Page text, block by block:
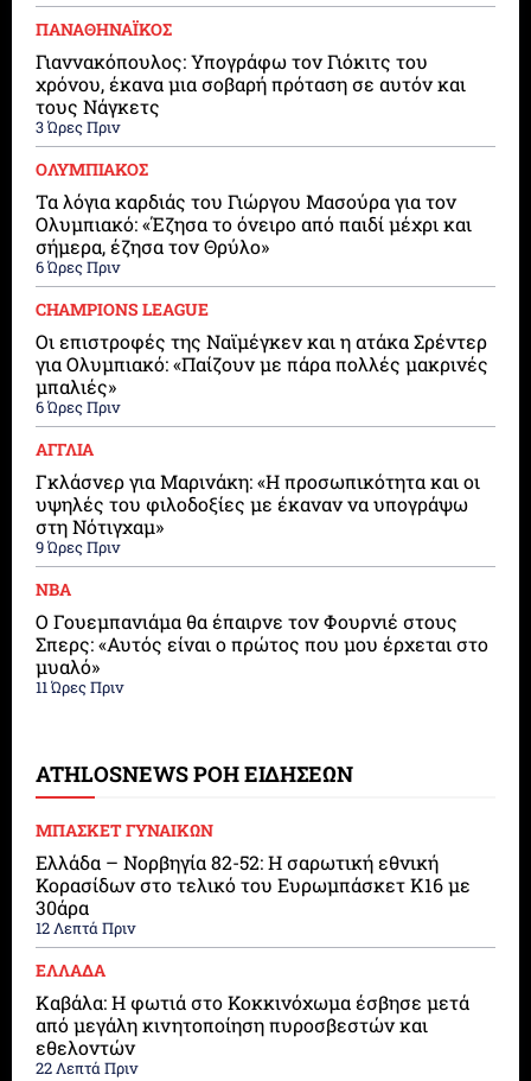
ΠΑΝΑΘΗΝΑΪΚΟΣ
Γιαννακόπουλος: Υπογράφω τον Γιόκιτς του
χρόνου, έκανα μια σοβαρή πρόταση σε αυτόν και
τους Νάγκετς
3 Ώρες Πριν
ΟΛΥΜΠΙΑΚΟΣ
Τα λόγια καρδιάς του Γιώργου Μασούρα για τον
Ολυμπιακό: «Έζησα το όνειρο από παιδί μέχρι και
σήμερα, έζησα τον Θρύλο»
6 Ώρες Πριν
CHAMPIONS LEAGUE
Οι επιστροφές της Ναϊμέγκεν και η ατάκα Σρέντερ
για Ολυμπιακό: «Παίζουν με πάρα πολλές μακρινές
μπαλιές»
6 Ώρες Πριν
ΑΓΓΛΙΑ
Γκλάσνερ για Μαρινάκη: «Η προσωπικότητα και οι
υψηλές του φιλοδοξίες με έκαναν να υπογράψω
στη Νότιγχαμ»
9 Ώρες Πριν
ΝΒΑ
Ο Γουεμπανιάμα θα έπαιρνε τον Φουρνιέ στους
Σπερς: «Αυτός είναι ο πρώτος που μου έρχεται στο
μυαλό»
11 Ώρες Πριν
ATHLOSNEWS ΡΟΗ ΕΙΔΗΣΕΩΝ
ΜΠΑΣΚΕΤ ΓΥΝΑΙΚΩΝ
Ελλάδα – Νορβηγία 82-52: Η σαρωτική εθνική
Κορασίδων στο τελικό του Ευρωμπάσκετ Κ16 με
30άρα
12 Λεπτά Πριν
ΕΛΛΑΔΑ
Καβάλα: Η φωτιά στο Κοκκινόχωμα έσβησε μετά
από μεγάλη κινητοποίηση πυροσβεστών και
εθελοντών
22 Λεπτά Πριν